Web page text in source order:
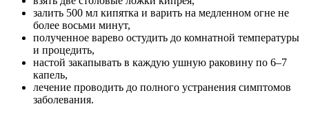
залить 500 мл кипятка и варить на медленном огне не
более восьми минут,
полученное варево остудить до комнатной температуры
и процедить,
настой закапывать в каждую ушную раковину по 6–7
капель,
лечение проводить до полного устранения симптомов
заболевания.